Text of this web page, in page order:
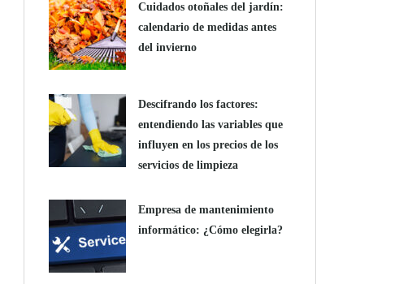
Cuidados otoñales del jardín:
calendario de medidas antes
del invierno
Descifrando los factores:
entendiendo las variables que
influyen en los precios de los
servicios de limpieza
Empresa de mantenimiento
informático: ¿Cómo elegirla?